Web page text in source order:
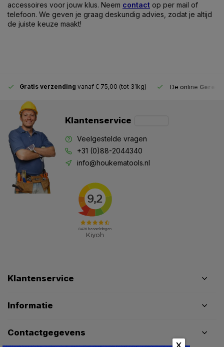
accessoires voor jouw klus. Neem contact op per mail of
telefoon. We geven je graag deskundig advies, zodat je altijd
de juiste keuze maakt!
Gratis verzending vanaf € 75,00 (tot 31kg) De online
Klantenservice
Veelgestelde vragen
+31 (0)88-2044340
info@houkematools.nl
Klantenservice
Informatie
Contactgegevens
X